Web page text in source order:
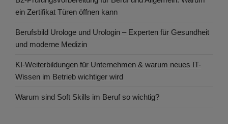
ein Zertifikat Türen öffnen kann
Berufsbild Urologe und Urologin – Experten für Gesundheit
und moderne Medizin
KI-Weiterbildungen für Unternehmen & warum neues IT-
Wissen im Betrieb wichtiger wird
Warum sind Soft Skills im Beruf so wichtig?